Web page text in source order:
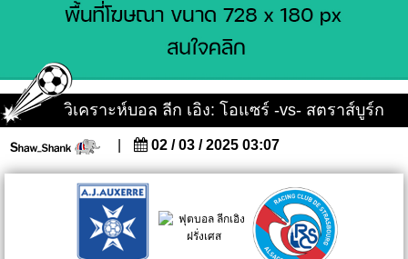
วิเคราะห์บอล ลีก เอิง: โอแซร์ -vs- สตราส์บูร์ก
02 / 03 / 2025 03:07